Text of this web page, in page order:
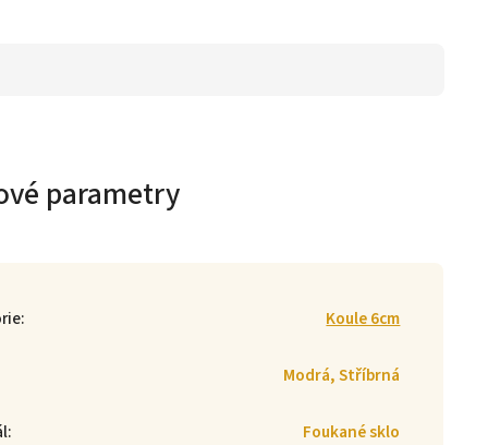
parametry
: Koule 6cm
Modrá, Stříbrná
: Foukané sklo